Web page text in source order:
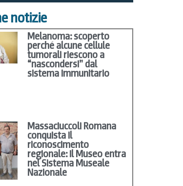
notizie
Melanoma: scoperto
perché alcune cellule
tumorali riescono a
“nascondersi” dal
sistema immunitario
Massaciuccoli Romana
conquista il
riconoscimento
regionale: il Museo entra
nel Sistema Museale
Nazionale